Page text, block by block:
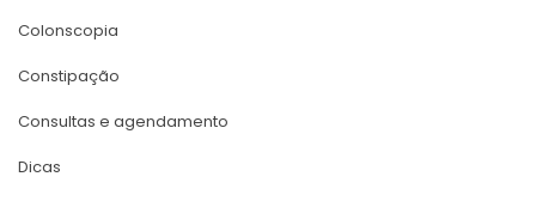
Colonscopia
Constipação
Consultas e agendamento
Dica